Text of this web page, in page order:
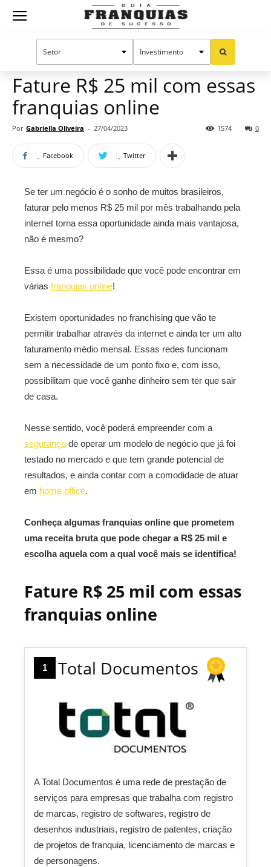
Guia
Oportunidades e tendências
Fature R$ 25 mil com essas
franquias online
Por Gabriella Oliveira - 27/04/2023 0
1574
Facebook Twitter
Se ter um negócio é o sonho de muitos brasileiros,
faturar pelo menos R$ 25 mil por mês trabalhando pela
internet torna essa oportunidade ainda mais vantajosa,
não é mesmo?
Essa é uma possibilidade que você pode encontrar em
várias franquias online!
Existem oportunidades no franchising que vão te
permitir trabalhar através da internet e ainda ter um alto
faturamento médio mensal. Essas redes funcionam
sem a necessidade de um ponto fixo e, com isso,
possibilitam que você ganhe dinheiro sem ter que sair
de casa.
Nesse sentido, você poderá empreender com a
segurança de operar um modelo de negócio que já foi
testado no mercado e que tem grande potencial de
resultados, e ainda contar com a comodidade de atuar
em home office.
Conheça algumas franquias online que prometem
uma receita bruta que pode chegar a R$ 25 mil e
escolha aquela com a qual você mais se identifica!
Fature R$ 25 mil com essas
franquias online
1 Total Documentos
A Total Documentos é uma rede de prestação de
serviços para empresas que trabalha com registro
de marcas, registro de softwares, registro de
desenhos industriais, registro de patentes, criação
de projetos de franquia, licenciamento de marcas e
de personagens.